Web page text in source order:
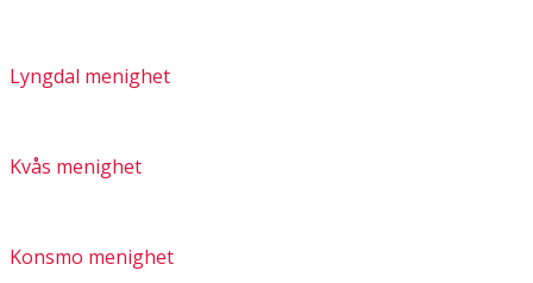
Lyngdal menighet
Kvås menighet
Konsmo menighet